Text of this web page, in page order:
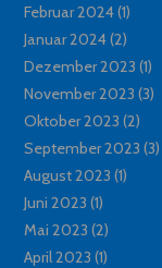
Februar 2024(1)
Januar 2024(2)
Dezember 2023 (1)
November 2023 (3)
Oktober 2023 (2)
September 2023 (3)
August 2023 (1)
Juni 2023 (1)
Mai 2023 (2)
April 2023 (1)